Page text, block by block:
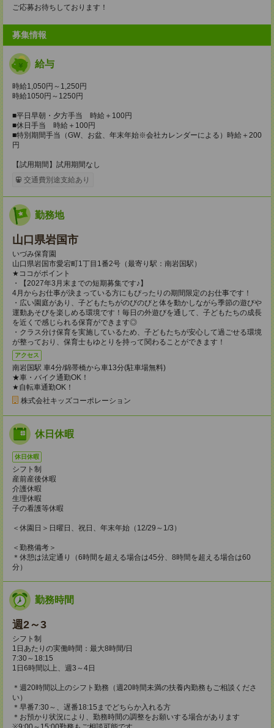
ご応募お待ちしております！
募集情報
給与
時給1,050円～1,250円
時給1050円～1250円
■平日早朝・夕方手当 時給＋100円
■休日手当 時給＋100円
■特別期間手当（GW、お盆、年末年始※会社カレンダーによる）時給＋200
円
【試用期間】試用期間なし
交通費別途支給あり
勤務地
山口県岩国市
いづみ保育園
山口県岩国市愛宕町1丁目1番2号（最寄り駅：南岩国駅）
★ココがポイント
・【2027年3月末までの短期募集です♪】
4月からお仕事が決まっている方にもぴったりの期間限定のお仕事です！
・広い園庭があり、子どもたちがのびのびと体を動かしながら季節の遊びや
運動あそびを楽しめる環境です！毎日の外遊びを通して、子どもたちの成長
を近くで感じられる保育ができます◎
・クラス分け保育を実施しているため、子どもたちが安心して過ごせる環境
が整っており、保育士もゆとりを持って関わることができます！
アクセス
南岩国駅 車4分/錦帯橋から車13分(駐車場無料)
★車・バイク通勤OK！
★自転車通勤OK！
株式会社キッズコーポレーション
休日休暇
休日休暇
シフト制
産前産後休暇
介護休暇
生理休暇
子の看護等休暇
＜休園日＞日曜日、祝日、年末年始（12/29～1/3）
＜勤務備考＞
＊休憩は法定通り（6時間を超える場合は45分、8時間を超える場合は60
分）
勤務時間
週2～3
シフト制
1日あたりの実働時間：最大8時間/日
7:30～18:15
1日6時間以上、週3～4日
＊週20時間以上のシフト勤務（週20時間未満の扶養内勤務もご相談くださ
い）
＊早番7:30～、遅番18:15までどちらか入れる方
＊お預かり状況により、勤務時間の調整をお願いする場合があります